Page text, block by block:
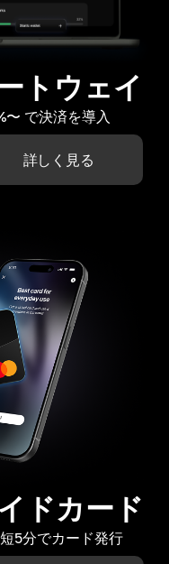
トウェイ
で決済を導入
詳しく見る
ドカード
5分でカード発行